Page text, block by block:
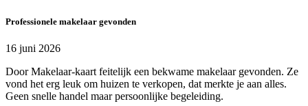
Professionele makelaar gevonden
16 juni 2026
Door Makelaar-kaart feitelijk een bekwame makelaar gevonden. Ze
vond het erg leuk om huizen te verkopen, dat merkte je aan alles.
Geen snelle handel maar persoonlijke begeleiding.